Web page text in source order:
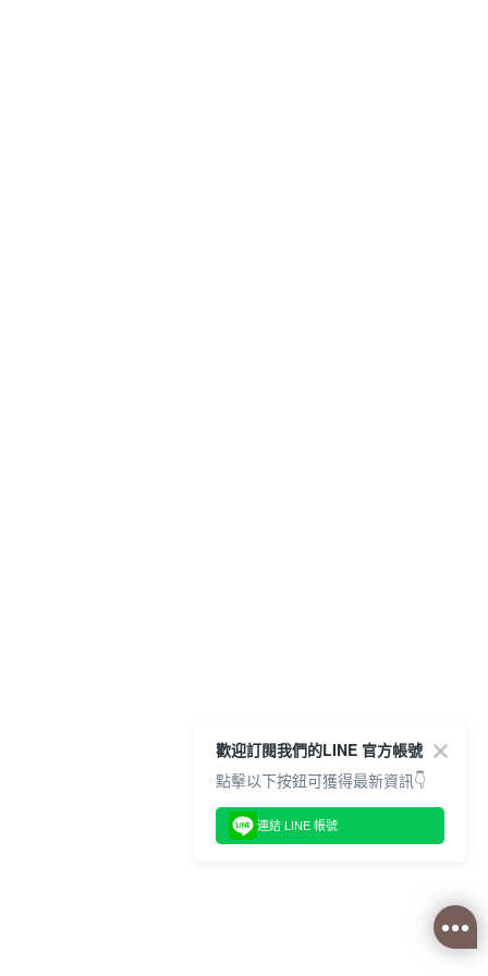
歡迎訂閱我們的LINE 官方帳號
點擊以下按鈕可獲得最新資訊👇
連結 LINE 帳號